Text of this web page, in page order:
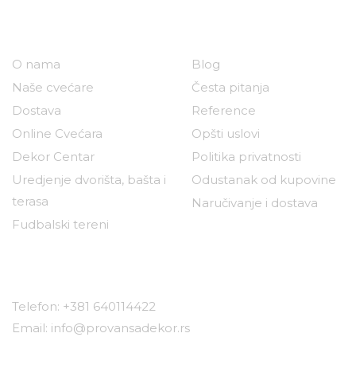
O nama
Naše cvećare
Dostava
Online Cvećara
Dekor Centar
Uredjenje dvorišta, bašta i
terasa
Fudbalski tereni
Blog
Česta pitanja
Reference
Opšti uslovi
Politika privatnosti
Odustanak od kupovine
Naručivanje i dostava
Telefon: +381 640114422
Email: info@provansadekor.rs